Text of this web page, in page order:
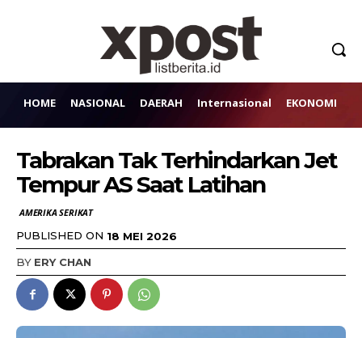
HOME NASIONAL DAERAH Internasional EKONOMI
Tabrakan Tak Terhindarkan Jet
Tempur AS Saat Latihan
AMERIKA SERIKAT
PUBLISHED ON 18 MEI 2026
BY ERY CHAN